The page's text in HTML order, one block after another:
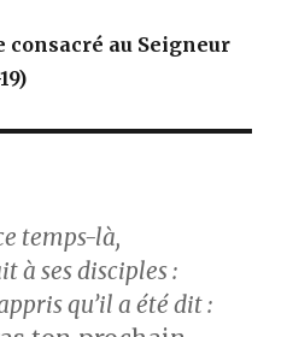
consacré au Seigneur
temps-là,
à ses disciples :
qu’il a été dit :